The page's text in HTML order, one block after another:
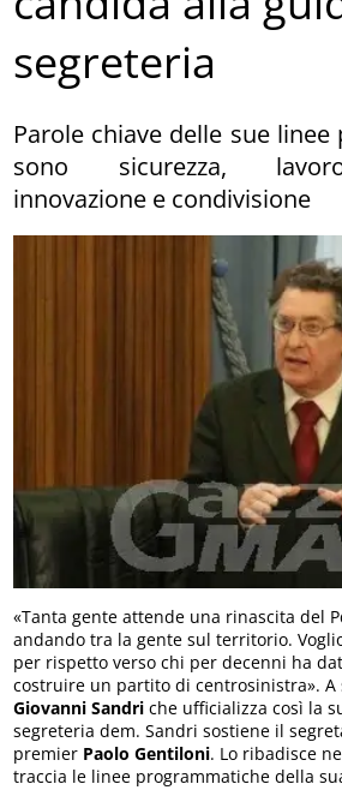
segreteria
Parole chiave delle sue
sono sicurezza,
innovazione e condivisione
«Tanta gente attende una rinascita del
andando tra la gente sul territorio.
per rispetto verso chi per decenni ha
costruire un partito di centrosinistra». A
Giovanni Sandri che ufficializza così la
segreteria dem. Sandri sostiene il
premier Paolo Gentiloni. Lo ribadisce
traccia le linee programmatiche della